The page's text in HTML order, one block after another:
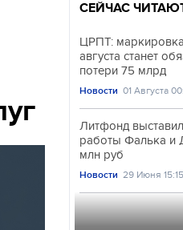
СЕЙЧАС
ЦРПТ: маркировка
августа станет
потери 75 млрд
Новости 01 Августа
Литфонд
работы Фалька и
млн руб
Новости 29 Июня 15:15